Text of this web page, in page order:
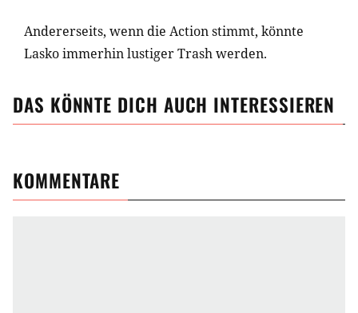
Andererseits, wenn die Action stimmt, könnte
Lasko immerhin lustiger Trash werden.
DAS KÖNNTE DICH AUCH INTERESSIEREN
KOMMENTARE